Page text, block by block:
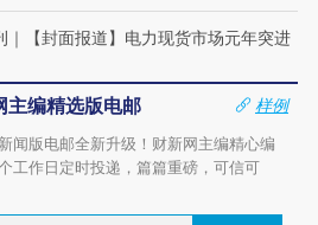
｜ 【封面报道】电力现货市场元年突进
主编精选版电邮
样例
闻版电邮全新升级！财新网主编精心编
工作日定时投递，篇篇重磅，可信可